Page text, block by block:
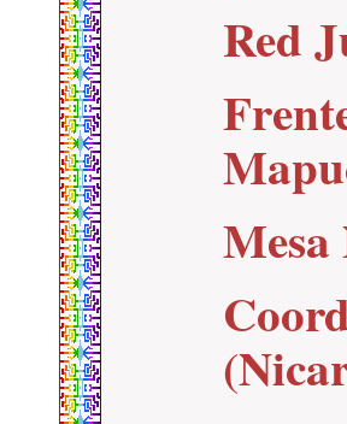
Red